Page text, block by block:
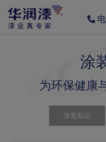
涂
为环保健康
涂装知识